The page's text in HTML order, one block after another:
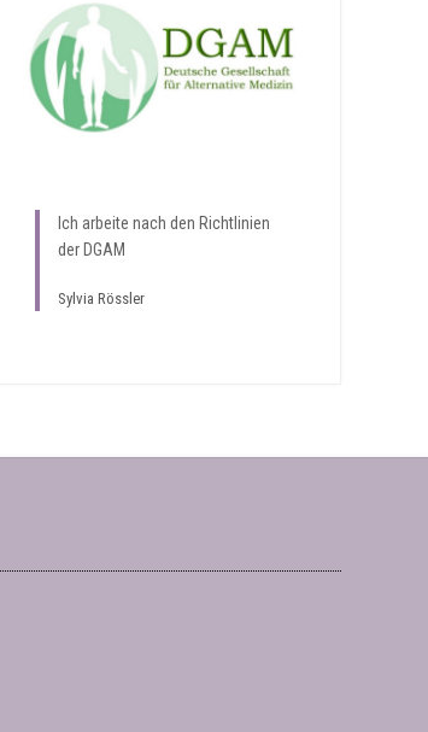
Ich arbeite nach den Richtlinien
der DGAM
Sylvia Rössler